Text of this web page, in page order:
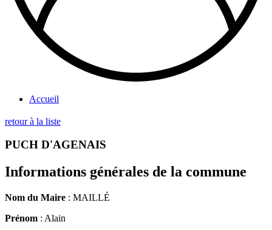
Accueil
retour à la liste
PUCH D'AGENAIS
Informations générales de la commune
Nom du Maire : MAILLÉ
Prénom : Alain